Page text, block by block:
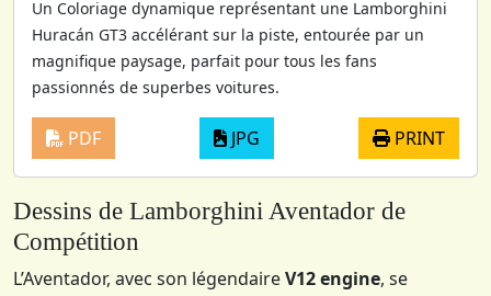
Un Coloriage dynamique représentant une Lamborghini
Huracán GT3 accélérant sur la piste, entourée par un
magnifique paysage, parfait pour tous les fans
passionnés de superbes voitures.
PDF JPG PRINT
Dessins de Lamborghini Aventador de
Compétition
L’Aventador, avec son légendaireV12 engine, se